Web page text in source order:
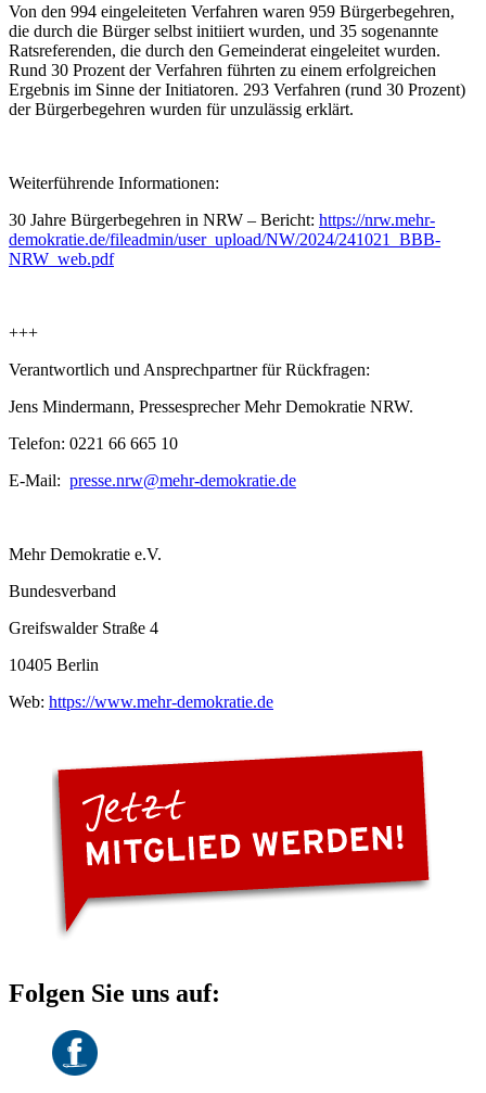
Von den 994 eingeleiteten Verfahren waren 959 Bürgerbegehren,
die durch die Bürger selbst initiiert wurden, und 35 sogenannte
Ratsreferenden, die durch den Gemeinderat eingeleitet wurden.
Rund 30 Prozent der Verfahren führten zu einem erfolgreichen
Ergebnis im Sinne der Initiatoren. 293 Verfahren (rund 30 Prozent)
der Bürgerbegehren wurden für unzulässig erklärt.
Weiterführende Informationen:
30 Jahre Bürgerbegehren in NRW – Bericht: https://nrw.mehr-
demokratie.de/fileadmin/user_upload/NW/2024/241021_BBB-
NRW_web.pdf
+++
Verantwortlich und Ansprechpartner für Rückfragen:
Jens Mindermann, Pressesprecher Mehr Demokratie NRW.
Telefon: 0221 66 665 10
E-Mail: presse.nrw@mehr-demokratie.de
Mehr Demokratie e.V.
Bundesverband
Greifswalder Straße 4
10405 Berlin
Web: https://www.mehr-demokratie.de
Folgen Sie uns auf: